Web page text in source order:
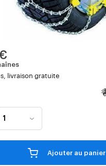
livraison gratuite
Ajouter au panier